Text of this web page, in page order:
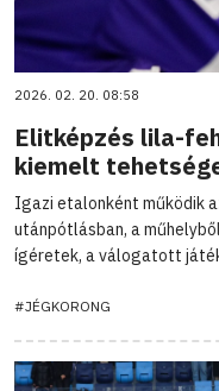
2026. 02. 20. 08:58
Elitképzés lila-
kiemelt
Igazi etalonként működik
utánpótlásban, a
ígéretek, a válogatott
#JÉGKORONG